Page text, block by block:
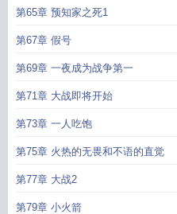
第65章 预知家之死1
第67章 假号
第69章 一夜成为战争第一
第71章 大战即将开始
第73章 一人吃饱
第75章 火热的无畏和不语的直觉
第77章 大战2
第79章 小火箭